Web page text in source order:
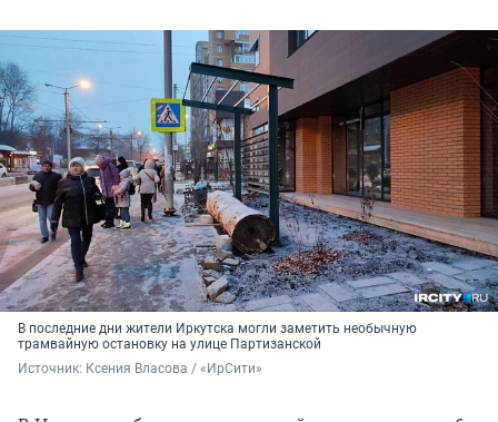
В последние дни жители Иркутска могли заметить необычную
трамвайную остановку на улице Партизанской
Источник: Ксения Власова / «ИрСити»